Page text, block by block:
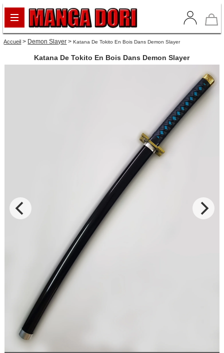
Accueil > Demon Slayer >Katana De Tokito En Bois Dans Demon Slayer
Katana De Tokito En Bois Dans Demon Slayer